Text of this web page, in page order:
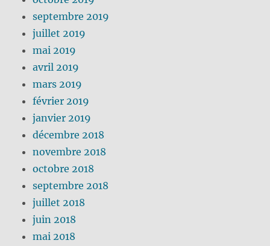
septembre 2019
juillet 2019
mai 2019
avril 2019
mars 2019
février 2019
janvier 2019
décembre 2018
novembre 2018
octobre 2018
septembre 2018
juillet 2018
juin 2018
mai 2018